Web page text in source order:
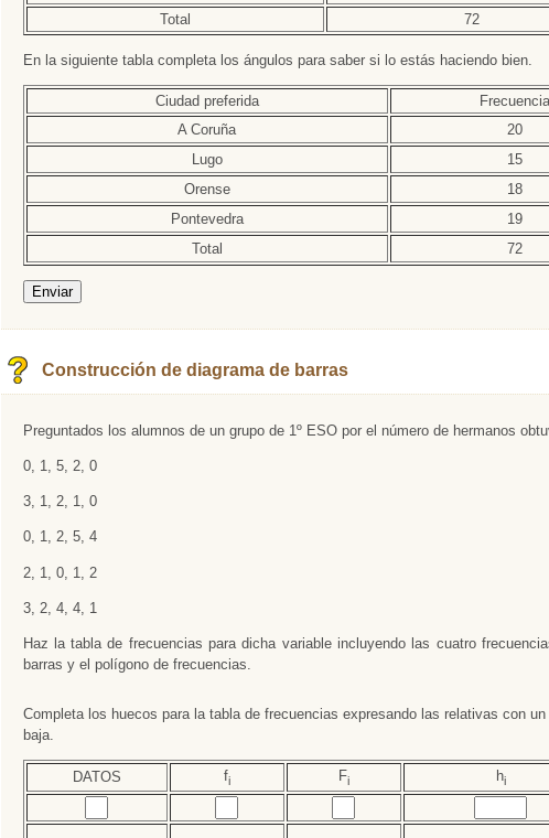
Total
72
En la siguiente tabla completa los ángulos para saber si lo estás haciendo bien.
Ciudad preferida Frecuencia
A Coruña
20
Lugo 15
Orense 18
Pontevedra 19
Total 72
Construcción de diagrama de barras
Preguntados los alumnos de un grupo de 1º ESO por el número de hermanos
0, 1, 5, 2, 0
3, 1, 2, 1, 0
0, 1, 2, 5, 4
2, 1, 0, 1, 2
3, 2, 4, 4, 1
Haz la tabla de frecuencias para dicha variable incluyendo las cuatro
barras y el polígono de frecuencias.
Completa los huecos para la tabla de frecuencias expresando las relativas con
baja.
DATOS fi Fi hi